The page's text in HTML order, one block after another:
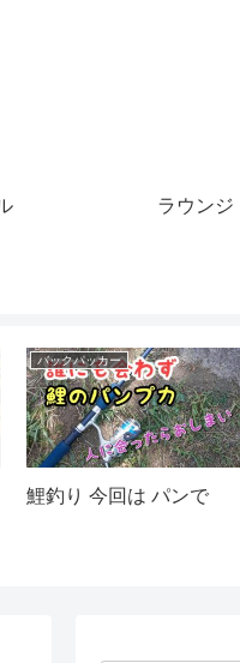
ラウンジ
イシン育
オンズミ
クルーズ
ワンピース
ッドクルー
ル Citra